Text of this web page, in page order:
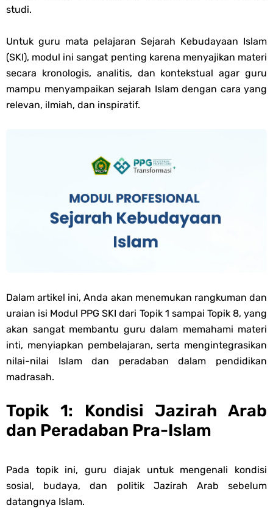
2026
Kisi-kisi Soal US/UM Jenjang SD/MI Tahun 2026 Lengkap
POS UM Jenjang MI, MTs Dan MA Tahun 2026
PPG 2025
Jawaban Tugas Mandiri Dan Tugas Refleksi Modul Pedagogik Fiqih
PPG 2025
Jawaban Tugas Mandiri Dan Tugas Refleksi Modul Pedagogik Al-
Qur'an Hadis PPG 2025
Soal OMI KIMIA Terintegrasi Jenjang MA
Unduh Buku Teks Utama (BTU) Al-Qur'an Hadis Semua Jenjang
studi.
Untuk guru mata pelajaran Sejarah Kebudayaan Islam
(SKI), modul ini sangat penting karena menyajikan materi
secara kronologis, analitis, dan kontekstual agar guru
mampu menyampaikan sejarah Islam dengan cara yang
relevan, ilmiah, dan inspiratif.
Dalam artikel ini, Anda akan menemukan rangkuman dan
uraian isi Modul PPG SKI dari Topik 1 sampai Topik 8, yang
akan sangat membantu guru dalam memahami materi
inti, menyiapkan pembelajaran, serta mengintegrasikan
nilai-nilai Islam dan peradaban dalam pendidikan
madrasah.
Topik 1: Kondisi Jazirah Arab
dan Peradaban Pra-Islam
Pada topik ini, guru diajak untuk mengenali kondisi
sosial, budaya, dan politik Jazirah Arab sebelum
datangnya Islam.